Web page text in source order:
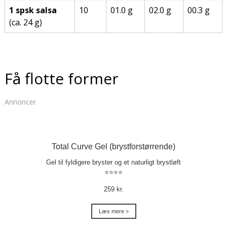
1 spsk salsa
(ca. 24 g)
10 01.0 g 02.0 g 00.3 g
Få flotte former
Annoncer
Total Curve Gel (brystforstørrende)
Gel til fyldigere bryster og et naturligt brystløft
⭐⭐⭐⭐
259 kr.
Læs mere >